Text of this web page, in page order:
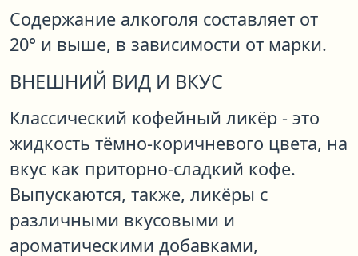
Содержание алкоголя составляет от
20° и выше, в зависимости от марки.
ВНЕШНИЙ ВИД И ВКУС
Классический кофейный ликёр - это
жидкость тёмно-коричневого цвета, на
вкус как приторно-сладкий кофе.
Выпускаются, также, ликёры с
различными вкусовыми и
ароматическими добавками,